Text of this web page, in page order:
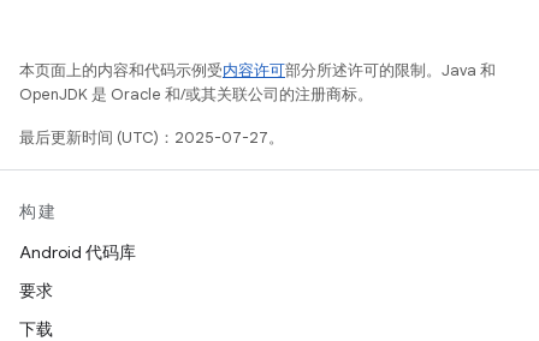
本页面上的内容和代码示例受内容许可部分所述许可的限制。Java 和
OpenJDK 是 Oracle 和/或其关联公司的注册商标。
最后更新时间 (UTC)：2025-07-27。
构建
Android 代码库
要求
下载